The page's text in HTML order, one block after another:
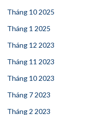
Tháng 10 2025
Tháng 1 2025
Tháng 12 2023
Tháng 11 2023
Tháng 10 2023
Tháng 7 2023
Tháng 2 2023